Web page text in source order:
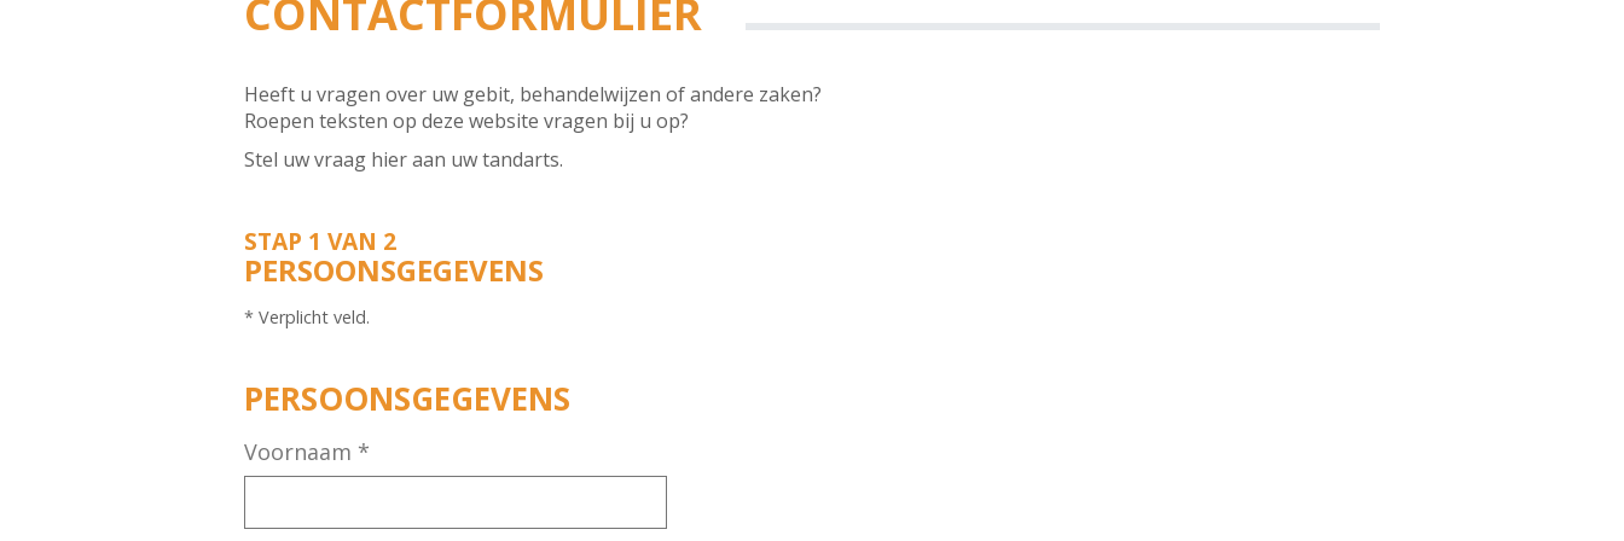
CONTACTFORMULIER
Heeft u vragen over uw gebit, behandelwijzen of andere zaken?
Roepen teksten op deze website vragen bij u op?
Stel uw vraag hier aan uw tandarts.
STAP 1 VAN 2
PERSOONSGEGEVENS
* Verplicht veld.
PERSOONSGEGEVENS
Voornaam *